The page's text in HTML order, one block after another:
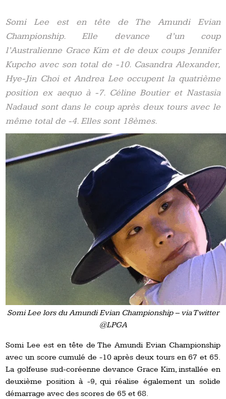
Somi Lee est en tête de The Amundi Evian
Championship. Elle devance d’un coup
l’Australienne Grace Kim et de deux coups Jennifer
Kupcho avec son total de -10. Casandra Alexander,
Hye-Jin Choi et Andrea Lee occupent la quatrième
position ex aequo à -7. Céline Boutier et Nastasia
Nadaud sont dans le coup après deux tours avec le
même total de -4. Elles sont 18èmes.
Somi Lee lors du Amundi Evian Championship – via Twitter
@LPGA
Somi Lee est en tête de The Amundi Evian Championship
avec un score cumulé de -10 après deux tours en 67 et 65.
La golfeuse sud-coréenne devance Grace Kim, installée en
deuxième position à -9, qui réalise également un solide
démarrage avec des scores de 65 et 68.